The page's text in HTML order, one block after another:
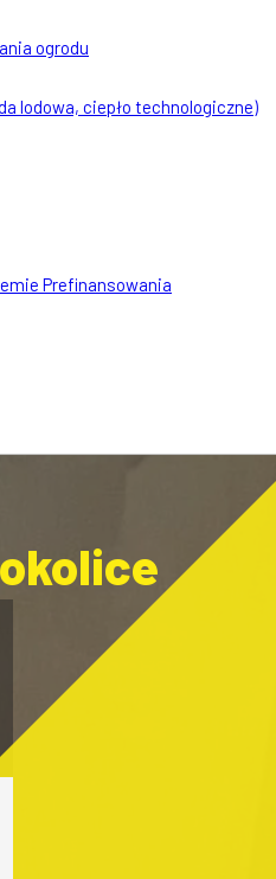
ogrodu
lodowa, ciepło technologiczne)
Prefinansowania